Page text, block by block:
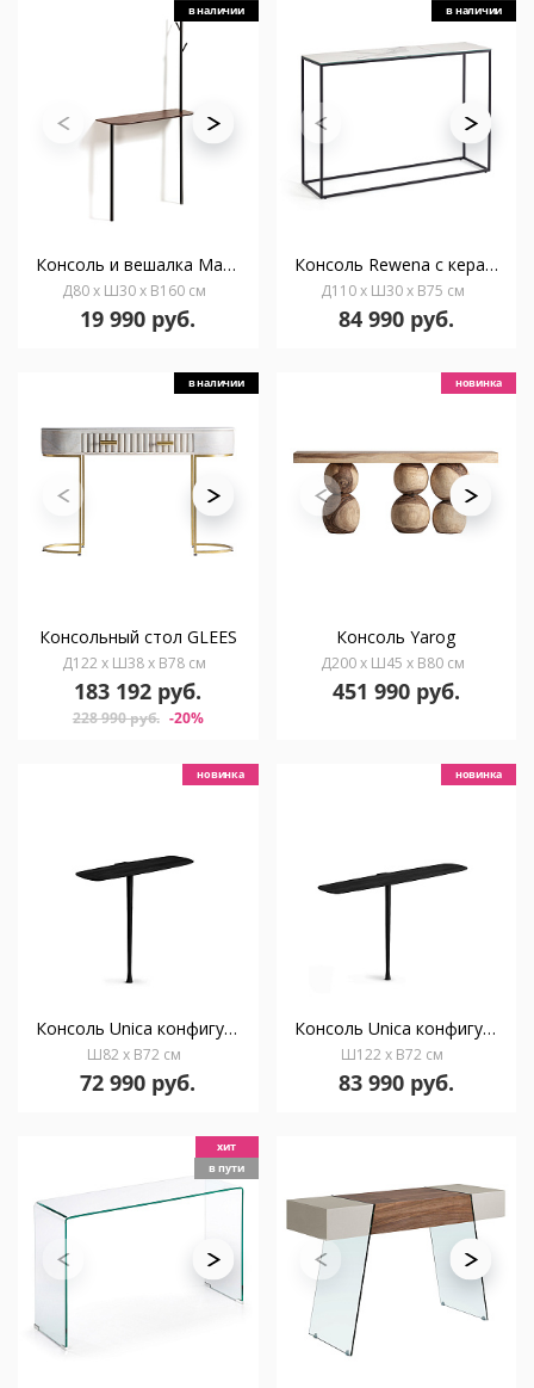
в наличии
Консоль и вешалка Marcolina 80 x 160 см
Д80 x Ш30 x В160 см
19 990 руб.
в наличии
Консоль Rewena с керамической отделкой Kalos Blanco 110 x 75 см
Д110 x Ш30 x В75 см
84 990 руб.
в наличии
Консольный стол GLEES
Д122 x Ш38 x В78 см
183 192 руб.
228 990 руб. -20%
новинка
Консоль Yarog
Д200 x Ш45 x В80 см
451 990 руб.
новинка
Консоль Unica конфигурация 01 черный ясень
Ш82 x В72 см
72 990 руб.
новинка
Консоль Unica конфигурация 02 черный ясень
Ш122 x В72 см
83 990 руб.
хит
в пути